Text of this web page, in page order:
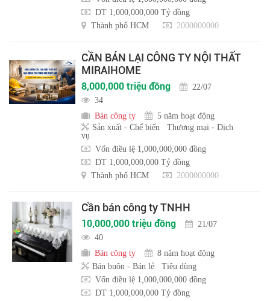
DT 1,000,000,000 Tỷ đồng
Thành phố HCM
2000000000
CẦN BÁN LẠI CÔNG TY NỘI THẤT
MIRAIHOME
8,000,000 triệu đồng
22/07
34
Bán công ty
5 năm hoạt động
Sản xuất - Chế biến
Thương mại - Dịch
vụ
Vốn điều lệ 1,000,000,000 đồng
DT 1,000,000,000 Tỷ đồng
Thành phố HCM
2000000000
Cần bán công ty TNHH
10,000,000 triệu đồng
21/07
40
Bán công ty
8 năm hoạt động
Bán buôn - Bán lẻ
Tiêu dùng
Vốn điều lệ 1,000,000,000 đồng
DT 1,000,000,000 Tỷ đồng